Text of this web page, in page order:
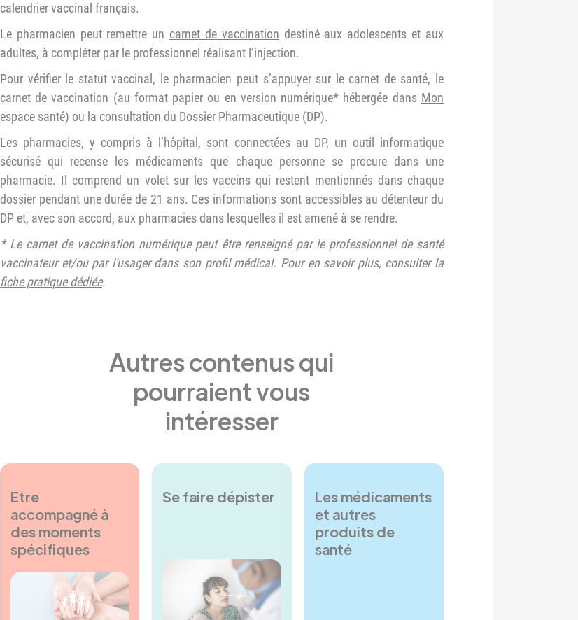
calendrier vaccinal français.
Le pharmacien peut remettre un carnet de vaccination destiné aux adolescents et aux
adultes, à compléter par le professionnel réalisant l’injection.
Pour vérifier le statut vaccinal, le pharmacien peut s’appuyer sur le carnet de santé, le
carnet de vaccination (au format papier ou en version numérique* hébergée dans Mon
espace santé) ou la consultation du Dossier Pharmaceutique (DP).
Les pharmacies, y compris à l’hôpital, sont connectées au DP, un outil informatique
sécurisé qui recense les médicaments que chaque personne se procure dans une
pharmacie. Il comprend un volet sur les vaccins qui restent mentionnés dans chaque
dossier pendant une durée de 21 ans. Ces informations sont accessibles au détenteur du
DP et, avec son accord, aux pharmacies dans lesquelles il est amené à se rendre.
* Le carnet de vaccination numérique peut être renseigné par le professionnel de santé
vaccinateur et/ou par l’usager dans son profil médical. Pour en savoir plus, consulter la
fiche pratique dédiée.
Autres contenus qui
pourraient vous
intéresser
Etre
accompagné à
des moments
spécifiques
Se faire dépister
Les médicaments
et autres
produits de
santé